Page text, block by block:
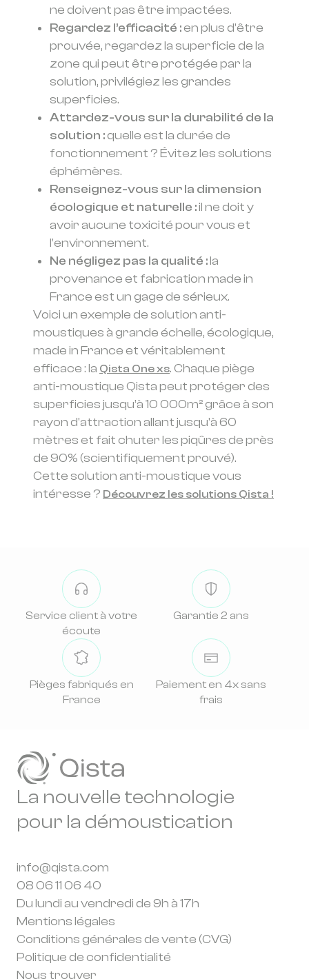
ne doivent pas être impactées.
Regardez l’efficacité :en plus d’être
prouvée, regardez la superficie de la
zone qui peut être protégée par la
solution, privilégiez les grandes
superficies.
Attardez-vous sur la durabilité de la
solution :quelle est la durée de
fonctionnement ? Évitez les solutions
éphémères.
Renseignez-vous sur la dimension
écologique et naturelle :il ne doit y
avoir aucune toxicité pour vous et
l’environnement.
Ne négligez pas la qualité :la
provenance et fabrication made in
France est un gage de sérieux.
Voici un exemple de solution anti-
moustiques à grande échelle, écologique,
made in France et véritablement
efficace : la Qista One xs. Chaque piège
anti-moustique Qista peut protéger des
superficies jusqu’à 10 000m² grâce à son
rayon d'attraction allant jusqu'à 60
mètres et fait chuter les piqûres de près
de 90% (scientifiquement prouvé).
Cette solution anti-moustique vous
intéresse ? Découvrez les solutions Qista !
Service client à votre
écoute
Garantie 2 ans
Pièges fabriqués en
France
Paiement en 4x sans
frais
La nouvelle technologie
pour la démoustication
info@qista.com
08 06 11 06 40
Du lundi au vendredi de 9h à 17h
Mentions légales
Conditions générales de vente (CVG)
Politique de confidentialité
Nous trouver